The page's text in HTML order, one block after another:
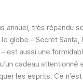
annuel, très répandu
globe – Secret Santa,
est aussi une
cadeau attentionné
les esprits. Ce